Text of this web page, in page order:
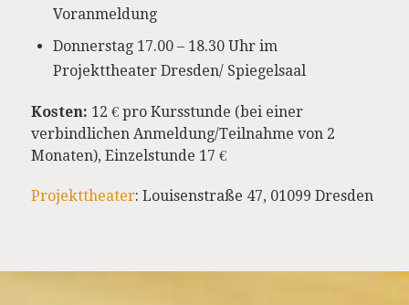
Voranmeldung
Donnerstag 17.00 – 18.30 Uhr im
Projekttheater Dresden/ Spiegelsaal
Kosten: 12 € pro Kursstunde (bei einer
verbindlichen Anmeldung/Teilnahme von 2
Monaten), Einzelstunde 17 €
Projekttheater: Louisenstraße 47, 01099 Dresden